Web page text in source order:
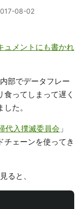
08-02
ュメントにも書かれ
部でデータフレー
ってしまって遅く
た。
代入撲滅委員会 」
チェーンを使ってき
ると、